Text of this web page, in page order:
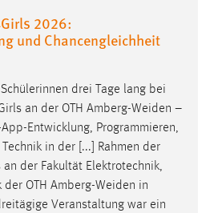
2026:
und Chancengleichheit
drei Tage lang bei
an der OTH Amberg-Weiden –
Entwicklung, Programmieren,
in der [...] Rahmen der
an der Fakultät Elektrotechnik,
OTH Amberg-Weiden in
Veranstaltung war ein
Besucher über Websites